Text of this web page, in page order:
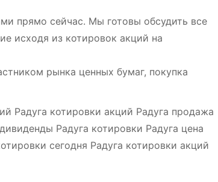
прямо сейчас. Мы готовы обсудить все
исходя из котировок акций на
рынка ценных бумаг, покупка
Радуга котировки акций Радуга продажа
Радуга котировки Радуга цена
сегодня Радуга котировки акций